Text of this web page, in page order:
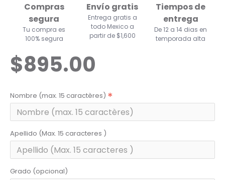
Compras
segura
Tu compra es
100% segura
Envío gratis
Entrega gratis a
todo Mexico a
partir de $1,600
Tiempos de
entrega
De 12 a 14 dias en
temporada alta
$895.00
Nombre (max. 15 caractères)
Apellido (Max. 15 caracteres )
Grado (opcional)